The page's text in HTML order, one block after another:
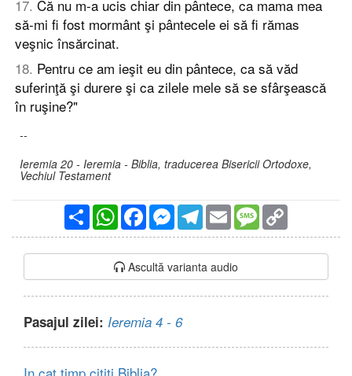
17. Că nu m-a ucis chiar din pântece, ca mama mea
să-mi fi fost mormânt şi pântecele ei să fi rămas
veşnic însărcinat.
18. Pentru ce am ieşit eu din pântece, ca să văd
suferinţă şi durere şi ca zilele mele să se sfârşească
în ruşine?"
--
Ieremia 20 - Ieremia - Biblia, traducerea Bisericii Ortodoxe,
Vechiul Testament
PartajareWhatsAppFacebookMessengerTelegram
Email Message
Ascultă varianta audio
Pasajul zilei: Ieremia 4 - 6